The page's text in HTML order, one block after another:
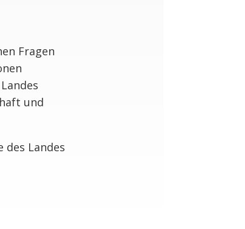
Fragen
und
des Landes